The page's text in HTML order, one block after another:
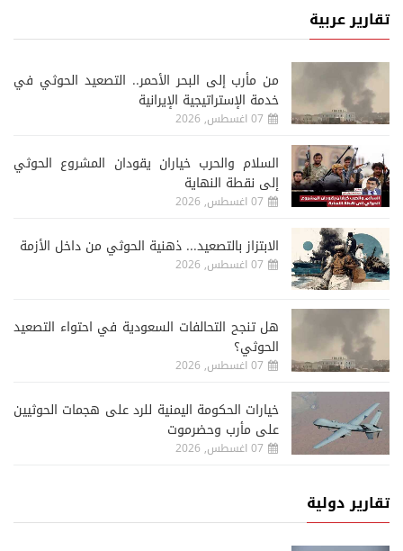
تقارير عربية
من مأرب إلى البحر الأحمر.. التصعيد الحوثي في
خدمة الإستراتيجية الإيرانية
07 اغسطس, 2026
السلام والحرب خياران يقودان المشروع الحوثي
إلى نقطة النهاية
07 اغسطس, 2026
الابتزاز بالتصعيد... ذهنية الحوثي من داخل الأزمة
07 اغسطس, 2026
هل تنجح التحالفات السعودية في احتواء التصعيد
الحوثي؟
07 اغسطس, 2026
خيارات الحكومة اليمنية للرد على هجمات الحوثيين
على مأرب وحضرموت
07 اغسطس, 2026
تقارير دولية